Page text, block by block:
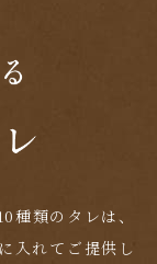
種類のタレは、
入れてご提供し